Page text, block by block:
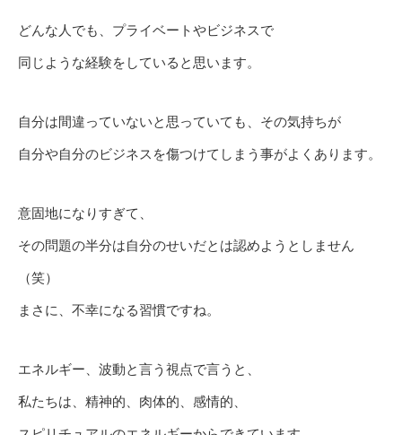
どんな人でも、プライベートやビジネスで
同じような経験をしていると思います。
自分は間違っていないと思っていても、その気持ちが
自分や自分のビジネスを傷つけてしまう事がよくあります。
意固地になりすぎて、
その問題の半分は自分のせいだとは認めようとしません
（笑）
まさに、不幸になる習慣ですね。
エネルギー、波動と言う視点で言うと、
私たちは、精神的、肉体的、感情的、